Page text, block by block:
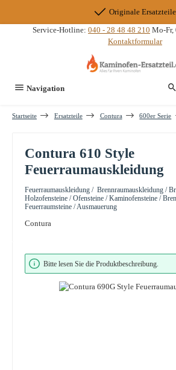
Originale Ersatzteile
Service-Hotline: 040 - 28 48 48 210 Mo-Fr,
Kontaktformular
Navigation
Startseite Ersatzteile Contura 600er Serie
Contura 610 Style
Feuerraumauskleidung
Feuerraumauskleidung / Brennraumauskleidung /
Holzofensteine / Ofensteine / Kaminofensteine /
Feuerraumsteine / Ausmauerung
Contura
Bildergalerie überspringen
Bitte lesen Sie die Produktbeschreibung.